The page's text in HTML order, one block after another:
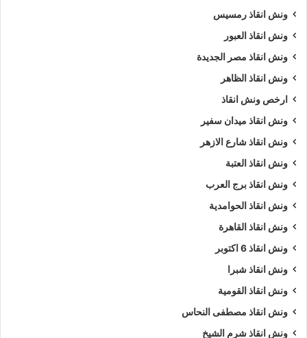
ونش انقاذ رمسيس
ونش انقاذ العبور
ونش انقاذ مصر الجديدة
ونش انقاذ الظاهر
ارخص ونش انقاذ
ونش انقاذ ميدان سفير
ونش انقاذ شارع الازهر
ونش انقاذ العتبة
ونش انقاذ برج العرب
ونش انقاذ الحوامدية
ونش انقاذ القاهرة
ونش انقاذ 6 اكتوبر
ونش انقاذ شبرا
ونش انقاذ القومية
ونش انقاذ مصطفى النحاس
ونش انقاذ شرم الشيخ